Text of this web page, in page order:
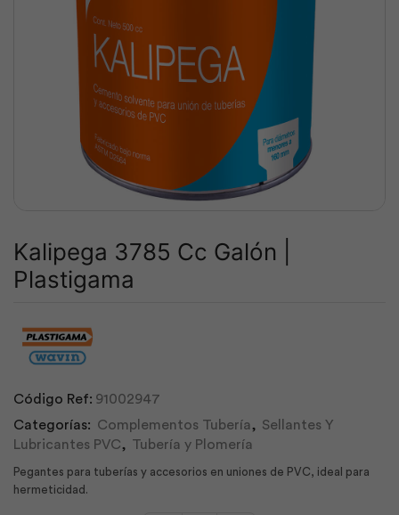
Kalipega 3785 Cc Galón |
Plastigama
Código Ref: 91002947
Categorías: Complementos Tubería, Sellantes Y
Lubricantes PVC, Tubería y Plomería
Pegantes para tuberías y accesorios en uniones de PVC, ideal para
hermeticidad.